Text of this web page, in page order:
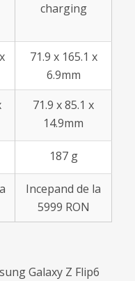
charging
71.9 x 165.1 x
6.9mm
71.9 x 85.1 x
14.9mm
187 g
Incepand de la
5999 RON
Galaxy Z Flip6